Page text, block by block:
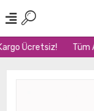
Ücretsiz! Tüm